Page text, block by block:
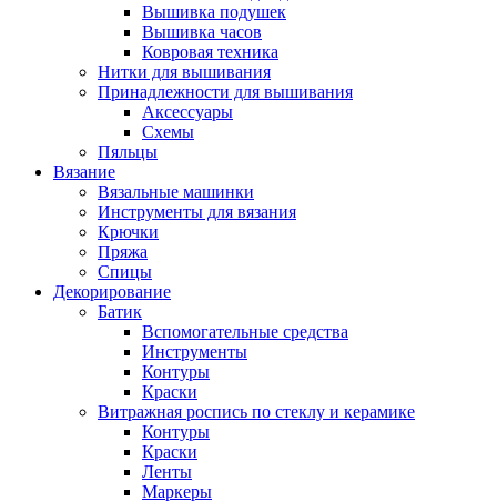
Вышивка подушек
Вышивка часов
Ковровая техника
Нитки для вышивания
Принадлежности для вышивания
Аксессуары
Схемы
Пяльцы
Вязание
Вязальные машинки
Инструменты для вязания
Крючки
Пряжа
Спицы
Декорирование
Батик
Вспомогательные средства
Инструменты
Контуры
Краски
Витражная роспись по стеклу и керамике
Контуры
Краски
Ленты
Маркеры